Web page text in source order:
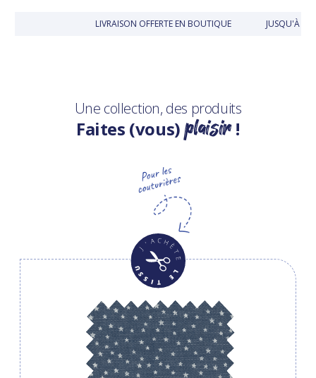
LIVRAISON OFFERTE EN BOUTIQUE JUSQU'À 30
Une collection, des produits
Faites (vous)plaisir!